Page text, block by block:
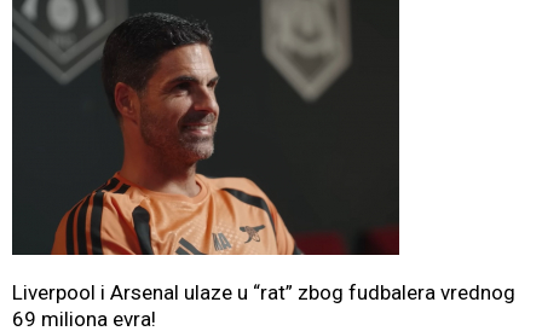
Liverpool i Arsenal ulaze u “rat” zbog fudbalera vrednog
69 miliona evra!